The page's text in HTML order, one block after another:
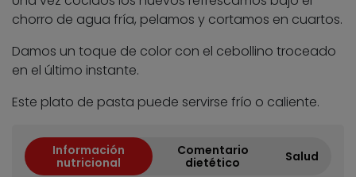
chorro de agua fría, pelamos y cortamos en cuartos.
Damos un toque de color con el cebollino troceado
en el último instante.
Este plato de pasta puede servirse frío o caliente.
Información
nutricional
Comentario
dietético
Salud